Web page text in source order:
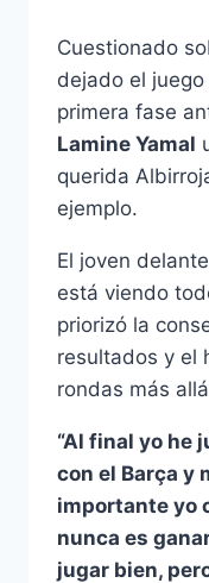
Cuestionado
dejado el
primera fase
Lamine Yamal
querida
ejemplo.
El joven
está viendo
priorizó la
resultados y el
rondas más
“Al final yo he
con el Barça y
importante yo
nunca es
jugar bien,